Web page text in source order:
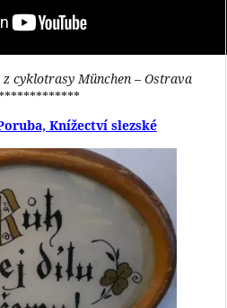
cyklotrasy München – Ostrava
Knížectví slezské